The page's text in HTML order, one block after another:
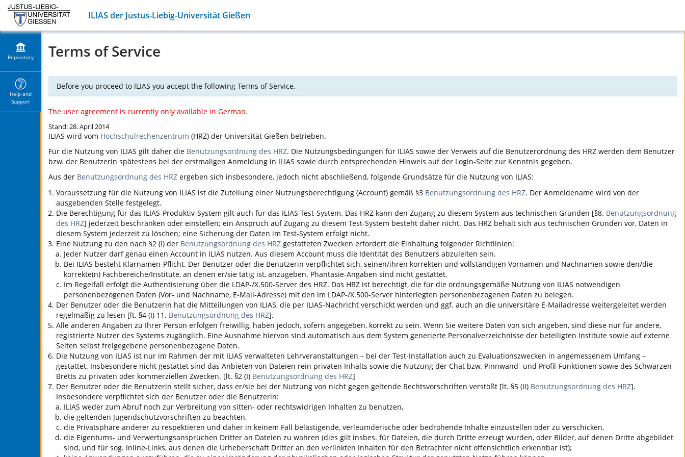
ILIAS der Justus-Liebig-Universität Gießen
Repository
Help and
Support
Terms of Service
Before you proceed to ILIAS you accept the following Terms of Service.
The user agreement is currently only available in German.
Stand: 28. April 2014
ILIAS wird vom Hochschulrechenzentrum (HRZ) der Universität Gießen betrieben.
Für die Nutzung von ILIAS gilt daher die Benutzungsordnung des HRZ. Die Nutzungsbedingungen für ILIAS sowie der Verweis auf die Benutzerordnung des HRZ werden dem Benutzer
bzw. der Benutzerin spätestens bei der erstmaligen Anmeldung in ILIAS sowie durch entsprechenden Hinweis auf der Login-Seite zur Kenntnis gegeben.
Aus der Benutzungsordnung des HRZ ergeben sich insbesondere, jedoch nicht abschließend, folgende Grundsätze für die Nutzung von ILIAS:
Voraussetzung für die Nutzung von ILIAS ist die Zuteilung einer Nutzungsberechtigung (Account) gemäß §3 Benutzungsordnung des HRZ. Der Anmeldename wird von der
ausgebenden Stelle festgelegt.
Die Berechtigung für das ILIAS-Produktiv-System gilt auch für das ILIAS-Test-System. Das HRZ kann den Zugang zu diesem System aus technischen Gründen [§8. Benutzungsordnung
des HRZ] jederzeit beschränken oder einstellen; ein Anspruch auf Zugang zu diesem Test-System besteht daher nicht. Das HRZ behält sich aus technischen Gründen vor, Daten in
diesem System jederzeit zu löschen; eine Sicherung der Daten im Test-System erfolgt nicht.
Eine Nutzung zu den nach §2 (I) der Benutzungsordnung des HRZ gestatteten Zwecken erfordert die Einhaltung folgender Richtlinien:
Jeder Nutzer darf genau einen Account in ILIAS nutzen. Aus diesem Account muss die Identität des Benutzers abzuleiten sein.
Bei ILIAS besteht Klarnamen-Pflicht. Der Benutzer oder die Benutzerin verpflichtet sich, seinen/ihren korrekten und vollständigen Vornamen und Nachnamen sowie den/die
korrekte(n) Fachbereiche/Institute, an denen er/sie tätig ist, anzugeben. Phantasie-Angaben sind nicht gestattet.
Im Regelfall erfolgt die Authentisierung über die LDAP-/X.500-Server des HRZ. Das HRZ ist berechtigt, die für die ordnungsgemäße Nutzung von ILIAS notwendigen
personenbezogenen Daten (Vor- und Nachname, E-Mail-Adresse) mit den im LDAP-/X.500-Server hinterlegten personenbezogenen Daten zu belegen.
Der Benutzer oder die Benutzerin hat die Mitteilungen von ILIAS, die per ILIAS-Nachricht verschickt werden und ggf. auch an die universitäre E-Mailadresse weitergeleitet werden
regelmäßig zu lesen [lt. §4 (I) 11. Benutzungsordnung des HRZ].
Alle anderen Angaben zu Ihrer Person erfolgen freiwillig, haben jedoch, sofern angegeben, korrekt zu sein. Wenn Sie weitere Daten von sich angeben, sind diese nur für andere,
registrierte Nutzer des Systems zugänglich. Eine Ausnahme hiervon sind automatisch aus dem System generierte Personalverzeichnisse der beteiligten Institute sowie auf externe
Seiten selbst freigegebene personenbezogene Daten.
Die Nutzung von ILIAS ist nur im Rahmen der mit ILIAS verwalteten Lehrveranstaltungen – bei der Test-Installation auch zu Evaluationszwecken in angemessenem Umfang –
gestattet. Insbesondere nicht gestattet sind das Anbieten von Dateien rein privaten Inhalts sowie die Nutzung der Chat bzw. Pinnwand- und Profil-Funktionen sowie des Schwarzen
Bretts zu privaten oder kommerziellen Zwecken. [lt. §2 (I) Benutzungsordnung des HRZ]
Der Benutzer oder die Benutzerin stellt sicher, dass er/sie bei der Nutzung von nicht gegen geltende Rechtsvorschriften verstößt [lt. §5 (II) Benutzungsordnung des HRZ].
Insbesondere verpflichtet sich der Benutzer oder die Benutzerin:
ILIAS weder zum Abruf noch zur Verbreitung von sitten- oder rechtswidrigen Inhalten zu benutzen,
die geltenden Jugendschutzvorschriften zu beachten,
die Privatsphäre anderer zu respektieren und daher in keinem Fall belästigende, verleumderische oder bedrohende Inhalte einzustellen oder zu verschicken,
die Eigentums- und Verwertungsansprüchen Dritter an Dateien zu wahren (dies gilt insbes. für Dateien, die durch Dritte erzeugt wurden, oder Bilder, auf denen Dritte abgebildet
sind, und für sog. Inline-Links, aus denen die Urheberschaft Dritter an den verlinkten Inhalten für den Betrachter nicht offensichtlich erkennbar ist);